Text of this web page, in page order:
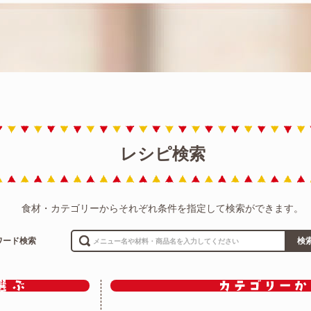
レシピ検索
食材・カテゴリーからそれぞれ条件を指定して検索ができます。
ード検索 検